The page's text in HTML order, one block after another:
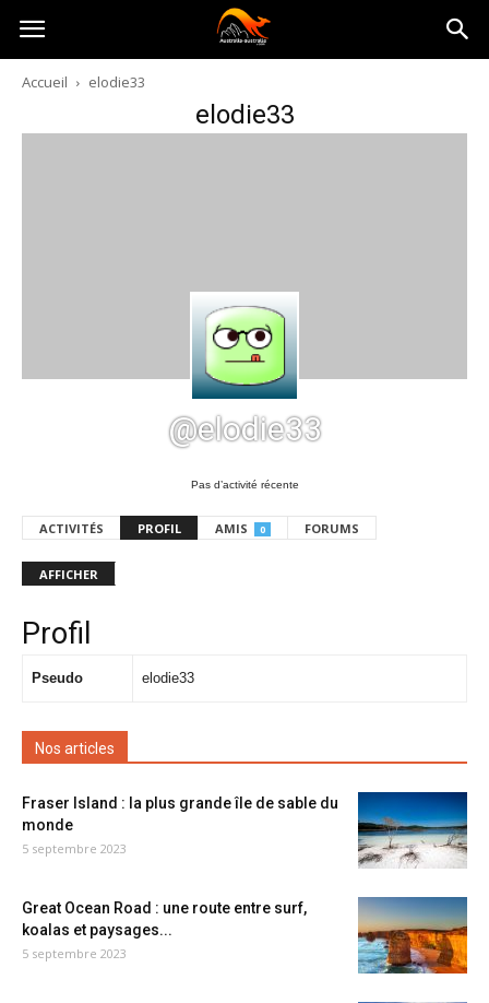
Australia-
australie.com
Accueil elodie33
elodie33
@elodie33
Pas d’activité récente
ACTIVITÉS PROFIL AMIS 0 FORUMS
AFFICHER
Profil
Pseudo elodie33
Nos articles
Fraser Island : la plus grande île de sable du
monde
5 septembre 2023
Great Ocean Road : une route entre surf,
koalas et paysages...
5 septembre 2023